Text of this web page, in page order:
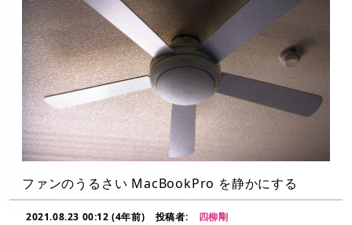
ファンのうるさい MacBookPro を静かにする
2021.08.23 00:12 (4年前) 投稿者: 四柳剛